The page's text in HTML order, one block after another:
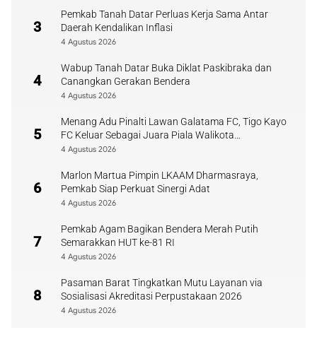
3
Pemkab Tanah Datar Perluas Kerja Sama Antar
Daerah Kendalikan Inflasi
4 Agustus 2026
4
Wabup Tanah Datar Buka Diklat Paskibraka dan
Canangkan Gerakan Bendera
4 Agustus 2026
5
Menang Adu Pinalti Lawan Galatama FC, Tigo Kayo
FC Keluar Sebagai Juara Piala Walikota
Payakumbuh
4 Agustus 2026
6
Marlon Martua Pimpin LKAAM Dharmasraya,
Pemkab Siap Perkuat Sinergi Adat
4 Agustus 2026
7
Pemkab Agam Bagikan Bendera Merah Putih
Semarakkan HUT ke-81 RI
4 Agustus 2026
8
Pasaman Barat Tingkatkan Mutu Layanan via
Sosialisasi Akreditasi Perpustakaan 2026
4 Agustus 2026